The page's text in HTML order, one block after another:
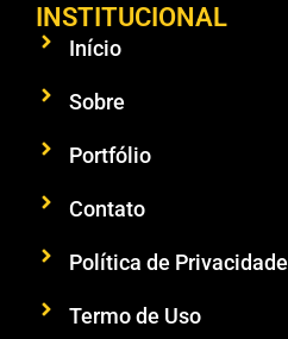
INSTITUCIONAL
Início
Sobre
Portfólio
Contato
Política de Privacidade
Termo de Uso